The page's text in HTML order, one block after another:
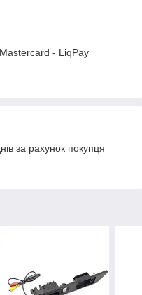
- LiqPay
за рахунок покупця